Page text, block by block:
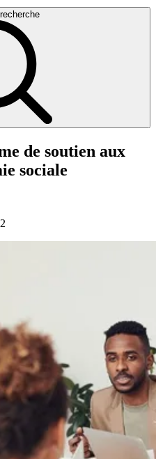
de soutien aux
sociale